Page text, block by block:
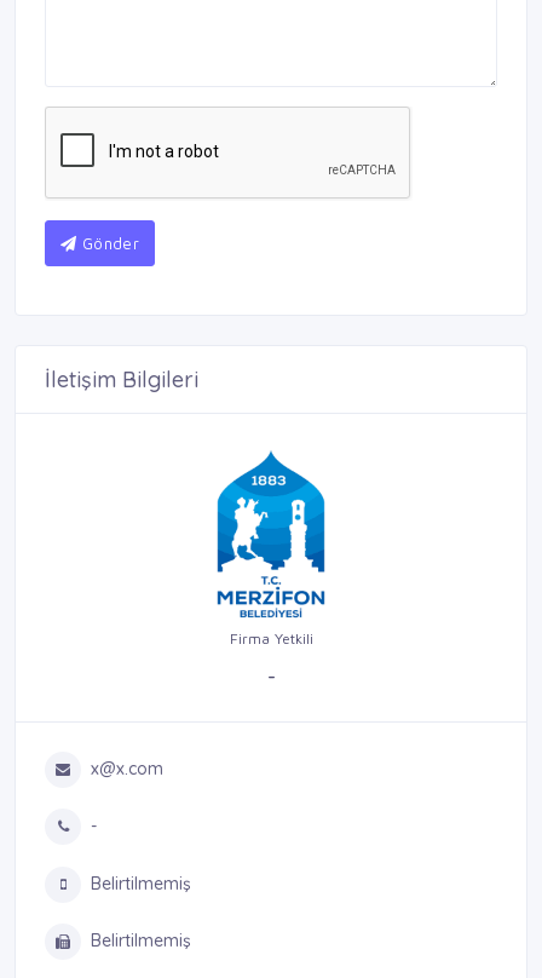
Gönder
İletişim Bilgileri
Firma Yetkili
-
x@x.com
-
Belirtilmemiş
Belirtilmemiş